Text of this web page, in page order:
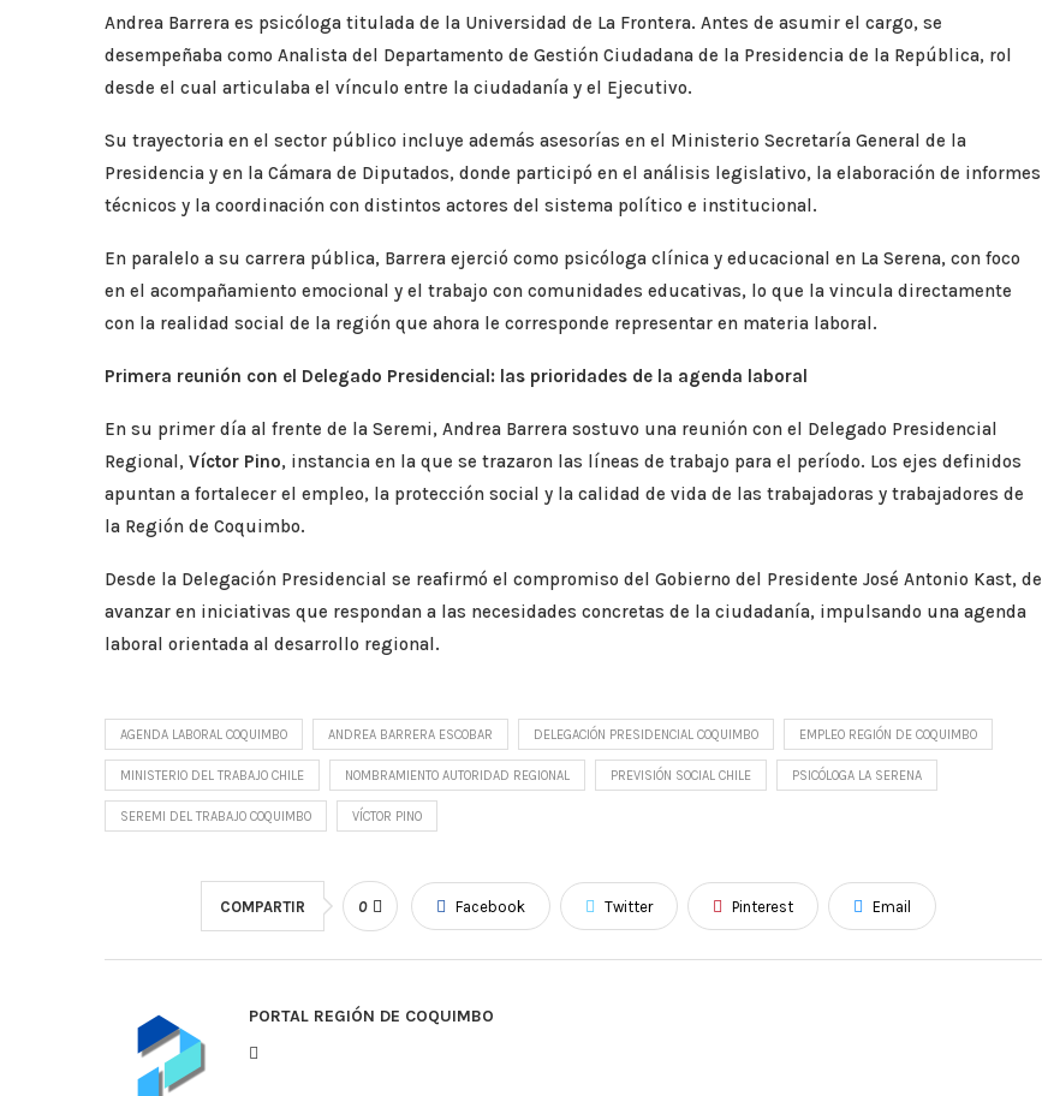
Andrea Barrera es psicóloga titulada de la Universidad de La Frontera. Antes de asumir el cargo, se
desempeñaba como Analista del Departamento de Gestión Ciudadana de la Presidencia de la República, rol
desde el cual articulaba el vínculo entre la ciudadanía y el Ejecutivo.
Su trayectoria en el sector público incluye además asesorías en el Ministerio Secretaría General de la
Presidencia y en la Cámara de Diputados, donde participó en el análisis legislativo, la elaboración de informes
técnicos y la coordinación con distintos actores del sistema político e institucional.
En paralelo a su carrera pública, Barrera ejerció como psicóloga clínica y educacional en La Serena, con foco
en el acompañamiento emocional y el trabajo con comunidades educativas, lo que la vincula directamente
con la realidad social de la región que ahora le corresponde representar en materia laboral.
Primera reunión con el Delegado Presidencial: las prioridades de la agenda laboral
En su primer día al frente de la Seremi, Andrea Barrera sostuvo una reunión con el Delegado Presidencial
Regional, Víctor Pino, instancia en la que se trazaron las líneas de trabajo para el período. Los ejes definidos
apuntan a fortalecer el empleo, la protección social y la calidad de vida de las trabajadoras y trabajadores de
la Región de Coquimbo.
Desde la Delegación Presidencial se reafirmó el compromiso del Gobierno del Presidente José Antonio Kast, de
avanzar en iniciativas que respondan a las necesidades concretas de la ciudadanía, impulsando una agenda
laboral orientada al desarrollo regional.
AGENDA LABORAL COQUIMBO ANDREA BARRERA ESCOBAR DELEGACIÓN PRESIDENCIAL COQUIMBO EMPLEO REGIÓN DE COQUIMBO
MINISTERIO DEL TRABAJO CHILE NOMBRAMIENTO AUTORIDAD REGIONAL PREVISIÓN SOCIAL CHILE PSICÓLOGA LA SERENA
SEREMI DEL TRABAJO COQUIMBO VÍCTOR PINO
COMPARTIR 0 Facebook Twitter Pinterest Email
PORTAL REGIÓN DE COQUIMBO